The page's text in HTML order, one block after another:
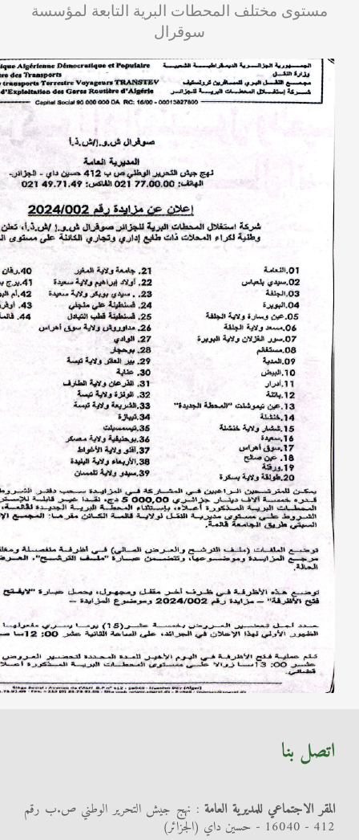
مستوى مختلف المحطات البرية التابعة لمؤسسة
سوقرال
اتصل بنا
المقر الاجتماعي للمديرية العامة : نهج جيش التحرير الوطني ص.ب رقم
412 - 16040 - حسين داي (الجزائر)